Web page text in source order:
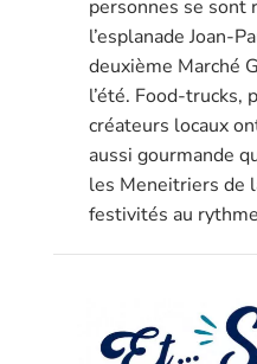
personnes se sont
l’esplanade Joan-
deuxième Marché
l’été. Food-trucks,
créateurs locaux
aussi gourmande
les Meneitriers de
festivités au